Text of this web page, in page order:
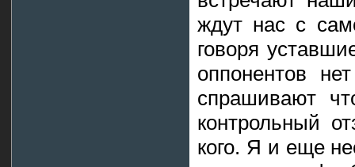
ждут нас с
говоря
оппонентов
спрашивают
контрольный
кого. Я и еще